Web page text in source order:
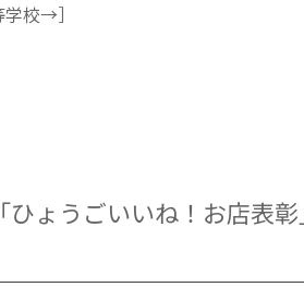
学校→］
ひょうごいいね！お店表